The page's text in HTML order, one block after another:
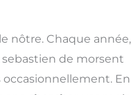
nôtre. Chaque année,
de morsent
En